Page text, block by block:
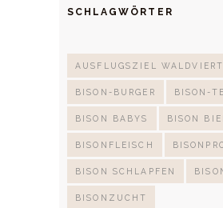
SCHLAGWÖRTER
AUSFLUGSZIEL
BISON-BURGER BISON-
BISON BABYS BISON
BISONFLEISCH
BISON SCHLAPFEN
BISONZUCHT